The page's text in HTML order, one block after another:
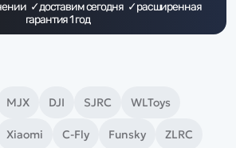
✓доставим сегодня ✓расширенная
гарантия 1 год
MJX DJI SJRC WLToys
Xiaomi C-Fly Funsky ZLRC
связи
связаться с вами
Заказать звонок